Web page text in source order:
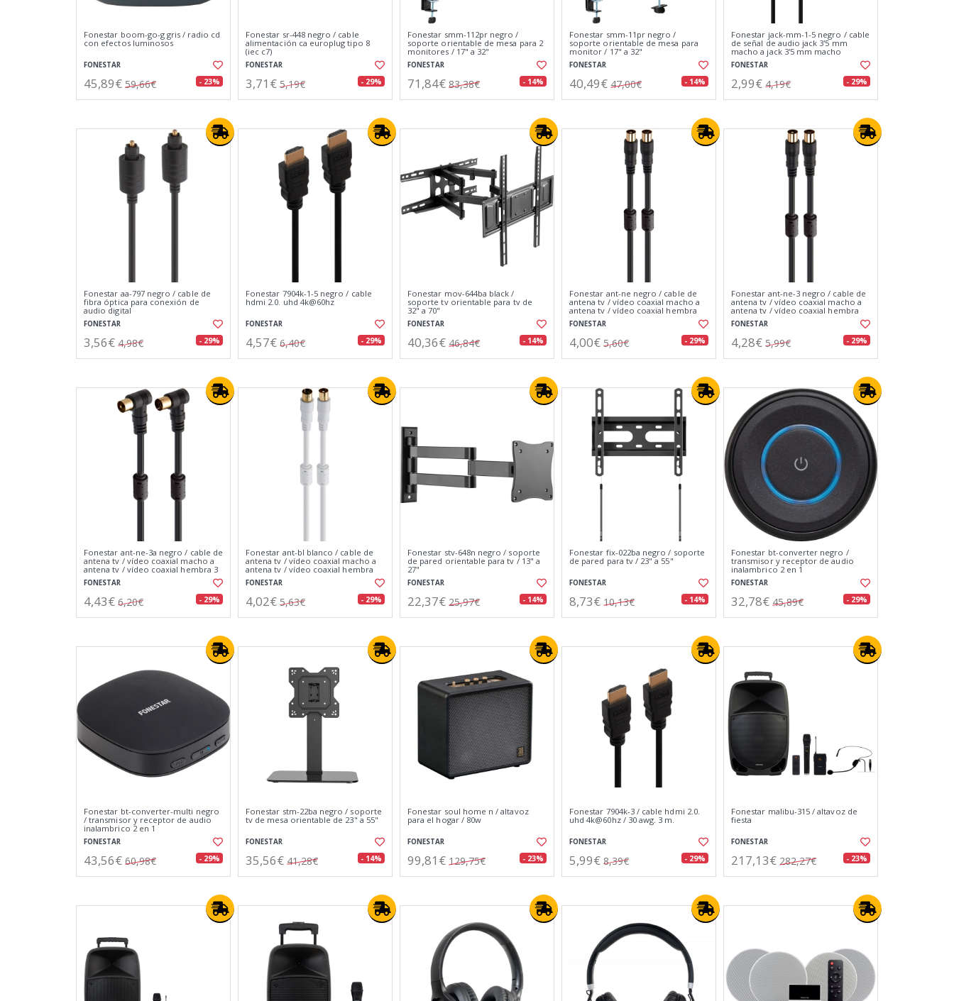
Fonestar boom-go-g gris / radio cd
con efectos luminosos
FONESTAR
45,89€ 59,66€ - 23%
Fonestar sr-448 negro / cable
alimentación ca europlug tipo 8
(iec c7)
FONESTAR
3,71€ 5,19€ - 29%
Fonestar smm-112pr negro /
soporte orientable de mesa para 2
monitores / 17" a 32"
FONESTAR
71,84€ 83,38€ - 14%
Fonestar smm-11pr negro /
soporte orientable de mesa para
monitor / 17" a 32"
FONESTAR
40,49€ 47,00€ - 14%
Fonestar jack-mm-1-5 negro / cable
de señal de audio jack 3'5 mm
macho a jack 3'5 mm macho
FONESTAR
2,99€ 4,19€ - 29%
Fonestar aa-797 negro / cable de
fibra óptica para conexión de
audio digital
FONESTAR
3,56€ 4,98€ - 29%
Fonestar 7904k-1-5 negro / cable
hdmi 2.0. uhd 4k@60hz
FONESTAR
4,57€ 6,40€ - 29%
Fonestar mov-644ba black /
soporte tv orientable para tv de
32" a 70"
FONESTAR
40,36€ 46,84€ - 14%
Fonestar ant-ne negro / cable de
antena tv / vídeo coaxial macho a
antena tv / vídeo coaxial hembra
1,5 metros
FONESTAR
4,00€ 5,60€ - 29%
Fonestar ant-ne-3 negro / cable de
antena tv / vídeo coaxial macho a
antena tv / vídeo coaxial hembra
FONESTAR
4,28€ 5,99€ - 29%
Fonestar ant-ne-3a negro / cable de
antena tv / vídeo coaxial macho a
antena tv / vídeo coaxial hembra 3
metros
FONESTAR
4,43€ 6,20€ - 29%
Fonestar ant-bl blanco / cable de
antena tv / vídeo coaxial macho a
antena tv / vídeo coaxial hembra
1,5 metros
FONESTAR
4,02€ 5,63€ - 29%
Fonestar stv-648n negro / soporte
de pared orientable para tv / 13" a
27"
FONESTAR
22,37€ 25,97€ - 14%
Fonestar fix-022ba negro / soporte
de pared para tv / 23" a 55"
FONESTAR
8,73€ 10,13€ - 14%
Fonestar bt-converter negro /
transmisor y receptor de audio
inalambrico 2 en 1
FONESTAR
32,78€ 45,89€ - 29%
Fonestar bt-converter-multi negro
/ transmisor y receptor de audio
inalambrico 2 en 1
FONESTAR
43,56€ 60,98€ - 29%
Fonestar stm-22ba negro / soporte
tv de mesa orientable de 23" a 55"
FONESTAR
35,56€ 41,28€ - 14%
Fonestar soul home n / altavoz
para el hogar / 80w
FONESTAR
99,81€ 129,75€ - 23%
Fonestar 7904k-3 / cable hdmi 2.0.
uhd 4k@60hz / 30 awg. 3 m.
FONESTAR
5,99€ 8,39€ - 29%
Fonestar malibu-315 / altavoz de
fiesta
FONESTAR
217,13€ 282,27€ - 23%